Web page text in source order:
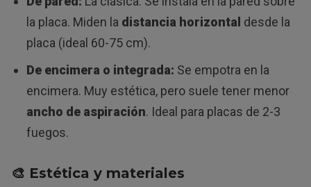
la placa. Miden la distancia horizontal desde la
placa (ideal 60-75 cm).
De encimera o integrada: Se empotra en la
encimera. Muy estética, pero suele tener menor
ancho de aspiración. Ideal para placas de 2-3
fuegos.
🎨 Estética y materiales